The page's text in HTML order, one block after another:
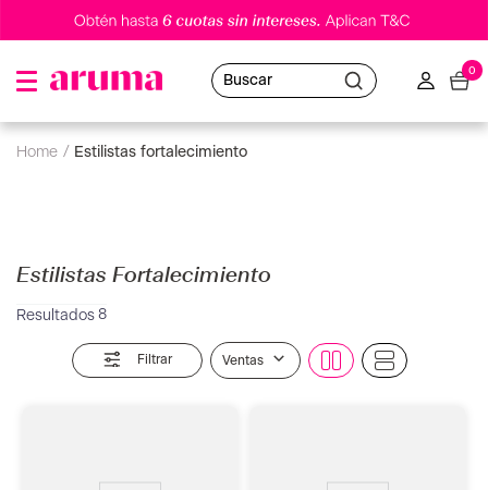
Buscar
0
estilistas fortalecimiento
Estilistas Fortalecimiento
8
Filtrar Ventas